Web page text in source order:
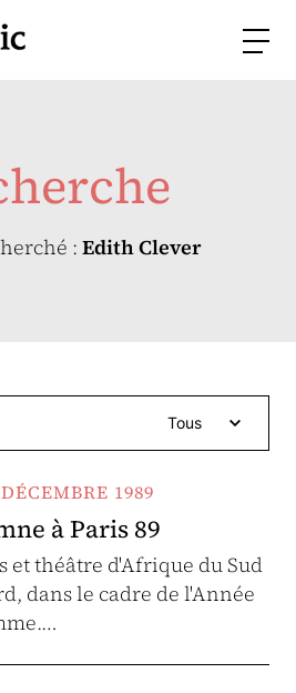
: Edith Clever
Tous
1989
à Paris 89
et théâtre d'Afrique du Sud
dans le cadre de l'Année